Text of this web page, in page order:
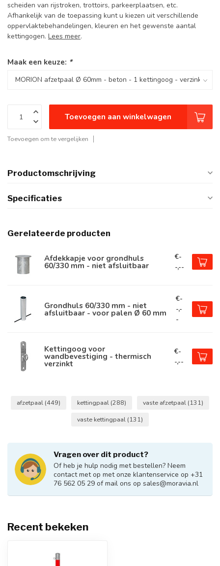
scheiden van rijstroken, trottoirs, parkeerplaatsen, etc.
Afhankelijk van de toepassing kunt u kiezen uit verschillende
oppervlaktebehandelingen, kleuren en het gewenste aantal
kettingogen. Lees meer.
Maak een keuze: *
Toevoegen aan winkelwagen
Toevoegen om te vergelijken
Productomschrijving
Specificaties
Gerelateerde producten
Afdekkapje voor grondhuls
60/330 mm - niet afsluitbaar
€-
-,--
Grondhuls 60/330 mm - niet
afsluitbaar - voor palen Ø 60 mm
€-
-,-
-
Kettingoog voor
wandbevestiging - thermisch
verzinkt
€-
-,--
afzetpaal (449) kettingpaal (288) vaste afzetpaal (131)
vaste kettingpaal (131)
Vragen over dit product?
Of heb je hulp nodig met bestellen? Neem
contact met op met onze klantenservice op +31
76 562 05 29 of mail ons op sales@moravia.nl
Recent bekeken